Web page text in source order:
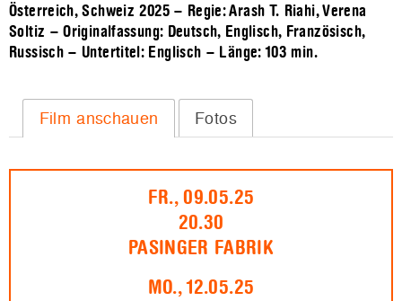
Österreich, Schweiz 2025 – Regie: Arash T. Riahi, Verena
Soltiz – Originalfassung: Deutsch, Englisch, Französisch,
Russisch – Untertitel: Englisch – Länge:103 min.
Film anschauen Fotos
FR., 09.05.25
20.30
PASINGER FABRIK
MO., 12.05.25